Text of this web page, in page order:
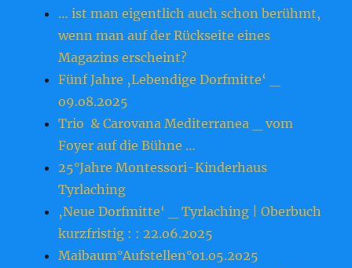
… ist man eigentlich auch schon berühmt,
wenn man auf der Rückseite eines
Magazins erscheint?
Fünf Jahre ‚Lebendige Dorfmitte‘ _
o9.o8.2o25
Trio & Carovana Mediterranea _ vom
Foyer auf die Bühne …
25°Jahre Montessori-Kinderhaus
Tyrlaching
‚Neue Dorfmitte‘ _ Tyrlaching | Oberbuch
kurzfristig : : 22.o6.2o25
Maibaum°Aufstellen°o1.o5.2o25